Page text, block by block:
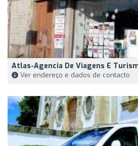
Atlas-Agencia De Viagens E
Ver endereço e dados de contacto